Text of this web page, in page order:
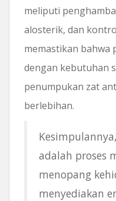
meliputi
alosterik, dan
memastikan bahwa
dengan kebutuhan
penumpukan zat
berlebihan.
adalah proses
menopang
menyediakan